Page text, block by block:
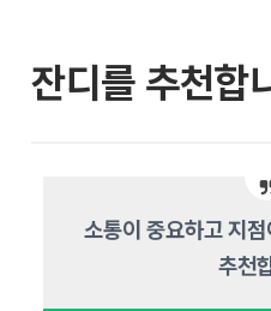
잔디를 추천합
소통이 중요하고 지
추천